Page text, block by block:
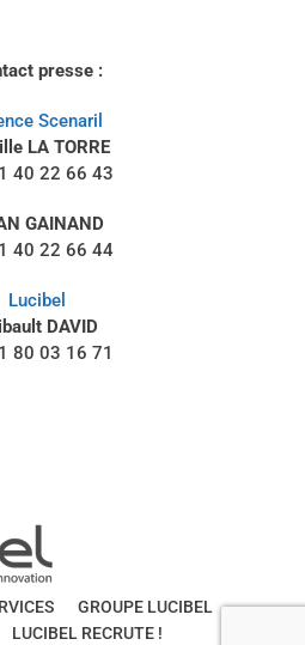
presse :
Scenaril
LA TORRE
40 22 66 43
GAINAND
40 22 66 44
Lucibel
DAVID
80 03 16 71
GROUPE LUCIBEL
LUCIBEL RECRUTE !